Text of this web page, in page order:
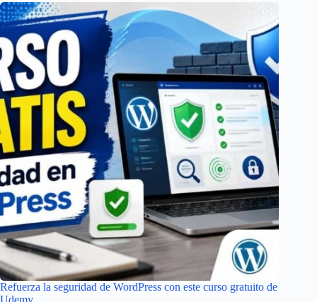
Refuerza la seguridad de WordPress con este curso gratuito de
Udemy